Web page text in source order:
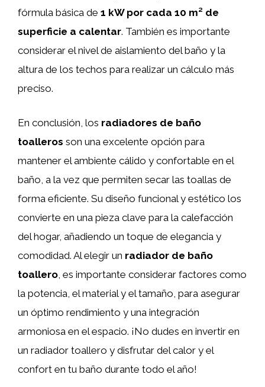
fórmula básica de 1 kW por cada 10 m² de
superficie a calentar. También es importante
considerar el nivel de aislamiento del baño y la
altura de los techos para realizar un cálculo más
preciso.
En conclusión, los radiadores de baño
toalleros son una excelente opción para
mantener el ambiente cálido y confortable en el
baño, a la vez que permiten secar las toallas de
forma eficiente. Su diseño funcional y estético los
convierte en una pieza clave para la calefacción
del hogar, añadiendo un toque de elegancia y
comodidad. Al elegir un radiador de baño
toallero , es importante considerar factores como
la potencia, el material y el tamaño, para asegurar
un óptimo rendimiento y una integración
armoniosa en el espacio. ¡No dudes en invertir en
un radiador toallero y disfrutar del calor y el
confort en tu baño durante todo el año!